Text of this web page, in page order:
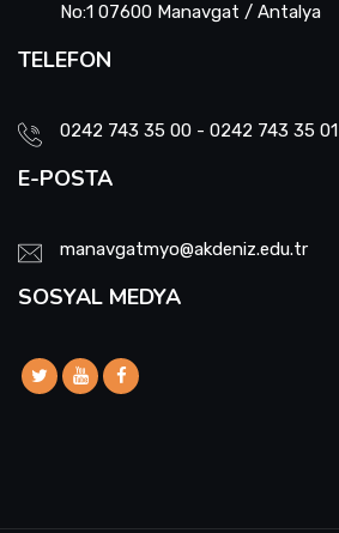
No:1 07600 Manavgat / Antalya
TELEFON
0242 743 35 00 - 0242 743 35 01
E-POSTA
manavgatmyo@akdeniz.edu.tr
SOSYAL MEDYA